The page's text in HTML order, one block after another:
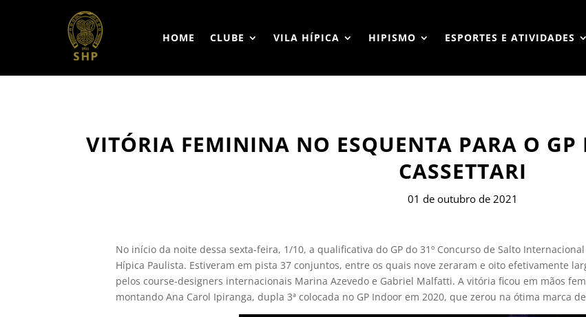
HOME CLUBE VILA HÍPICA HIPISMO ESPORTES E ATIVIDADES
VITÓRIA FEMININA NO ESQUENTA PARA O
CASSETTARI
01 de outubro de 2021
No início da noite dessa sexta-feira, 1/10, a qualificativa do GP do 31º Concurso de Salto
Hípica Paulista. Estiveram em pista 37 conjuntos, entre os quais nove zeraram e oito efetivamente
pelos course-designers internacionais Marina Azevedo e Gabriel Malfatti. A vitória ficou em mãos
montando Ana Carol Ipiranga, dupla 3ª colocada no GP Indoor em 2020, que zerou na ótima marca